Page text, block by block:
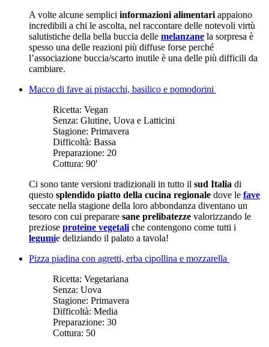
A volte alcune semplici informazioni alimentari appaiono
incredibili a chi le ascolta, nel raccontare delle notevoli virtù
salutistiche della bella buccia delle melanzane la sorpresa è
spesso una delle reazioni più diffuse forse perché
l’associazione buccia/scarto inutile è una delle più difficili da
cambiare.
Macco di fave ai pistacchi, basilico e pomodorini
Ricetta: Vegan
Senza: Glutine, Uova e Latticini
Stagione: Primavera
Difficoltà: Bassa
Preparazione: 20
Cottura: 90'
Ci sono tante versioni tradizionali in tutto il sud Italia di
questo splendido piatto della cucina regionale dove le fave
seccate nella stagione della loro abbondanza diventano un
tesoro con cui preparare sane prelibatezze valorizzando le
preziose proteine vegetali che contengono come tutti i
legumie deliziando il palato a tavola!
Pizza piadina con agretti, erba cipollina e mozzarella
Ricetta: Vegetariana
Senza: Uova
Stagione: Primavera
Difficoltà: Media
Preparazione: 30
Cottura: 50